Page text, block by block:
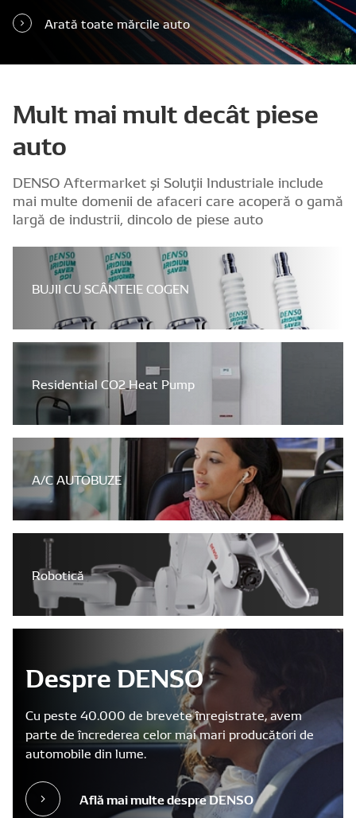
Arată toate mărcile auto
Mult mai mult decât piese
auto
DENSO Aftermarket și Soluții Industriale include
mai multe domenii de afaceri care acoperă o gamă
largă de industrii, dincolo de piese auto
BUJII CU SCÂNTEIE COGEN
Residential CO2 Heat Pump
A/C AUTOBUZE
Robotică
Despre DENSO
Cu peste 40.000 de brevete înregistrate, avem
parte de încrederea celor mai mari producători de
automobile din lume.
Află mai multe despre DENSO